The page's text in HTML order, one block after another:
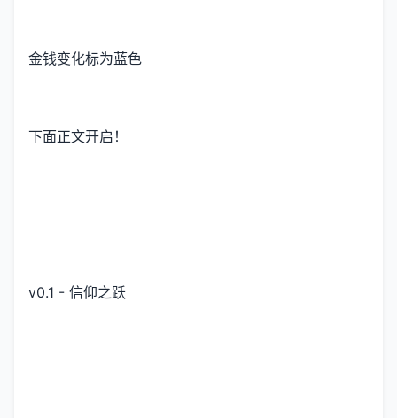
金钱变化标为蓝色
下面正文开启！
v0.1 - 信仰之跃